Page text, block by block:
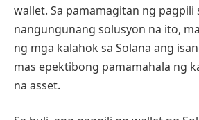
wallet. Sa pamamagitan ng pagpili
nangungunang solusyon na ito,
ng mga kalahok sa Solana ang
mas epektibong pamamahala ng
na asset.